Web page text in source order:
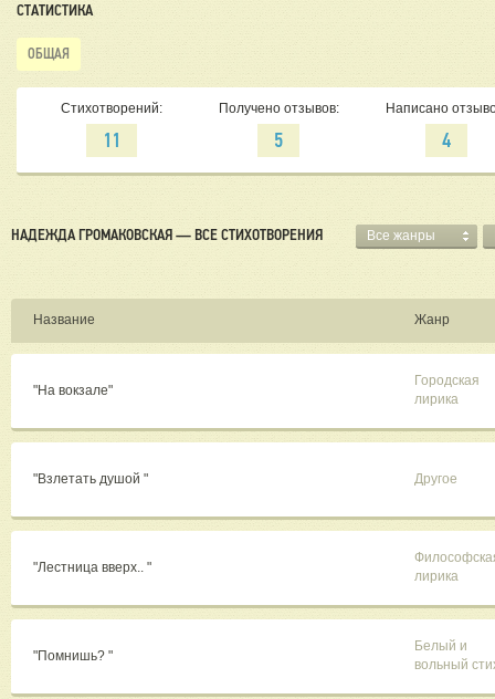
СТАТИСТИКА
ОБЩАЯ
Стихотворений:
11
Получено отзывов:
5
Написано
4
НАДЕЖДА ГРОМАКОВСКАЯ — ВСЕ СТИХОТВОРЕНИЯ Все жанры
Название Жанр
"На вокзале"
Городская
лирика
"Взлетать душой " Другое
"Лестница вверх.. "
лирика
"Помнишь? "
Белый и
вольный